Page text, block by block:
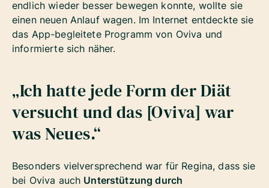
endlich wieder besser bewegen konnte, wollte sie
einen neuen Anlauf wagen. Im Internet entdeckte sie
das App-begleitete Programm von Oviva und
informierte sich näher.
„Ich hatte jede Form der Diät
versucht und das [Oviva] war
was Neues.“
Besonders vielversprechend war für Regina, dass sie
bei Oviva auch Unterstützung durch